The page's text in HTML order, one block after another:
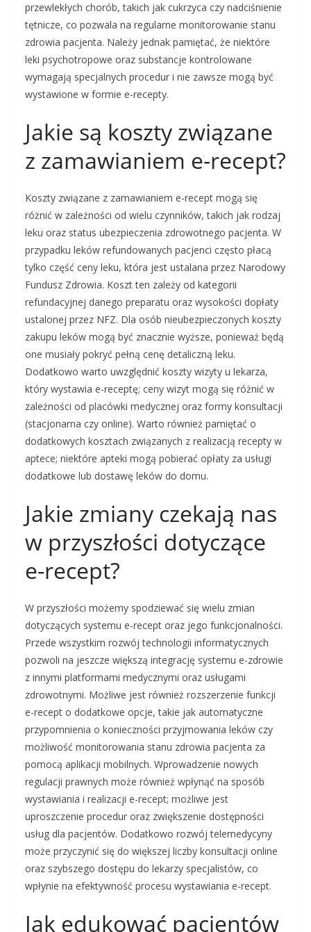
przewlekłych chorób, takich jak cukrzyca czy nadciśnienie
tętnicze, co pozwala na regularne monitorowanie stanu
zdrowia pacjenta. Należy jednak pamiętać, że niektóre
leki psychotropowe oraz substancje kontrolowane
wymagają specjalnych procedur i nie zawsze mogą być
wystawione w formie e-recepty.
Jakie są koszty związane
z zamawianiem e-recept?
Koszty związane z zamawianiem e-recept mogą się
różnić w zależności od wielu czynników, takich jak rodzaj
leku oraz status ubezpieczenia zdrowotnego pacjenta. W
przypadku leków refundowanych pacjenci często płacą
tylko część ceny leku, która jest ustalana przez Narodowy
Fundusz Zdrowia. Koszt ten zależy od kategorii
refundacyjnej danego preparatu oraz wysokości dopłaty
ustalonej przez NFZ. Dla osób nieubezpieczonych koszty
zakupu leków mogą być znacznie wyższe, ponieważ będą
one musiały pokryć pełną cenę detaliczną leku.
Dodatkowo warto uwzględnić koszty wizyty u lekarza,
który wystawia e-receptę; ceny wizyt mogą się różnić w
zależności od placówki medycznej oraz formy konsultacji
(stacjonarna czy online). Warto również pamiętać o
dodatkowych kosztach związanych z realizacją recepty w
aptece; niektóre apteki mogą pobierać opłaty za usługi
dodatkowe lub dostawę leków do domu.
Jakie zmiany czekają nas
w przyszłości dotyczące
e-recept?
W przyszłości możemy spodziewać się wielu zmian
dotyczących systemu e-recept oraz jego funkcjonalności.
Przede wszystkim rozwój technologii informatycznych
pozwoli na jeszcze większą integrację systemu e-zdrowie
z innymi platformami medycznymi oraz usługami
zdrowotnymi. Możliwe jest również rozszerzenie funkcji
e-recept o dodatkowe opcje, takie jak automatyczne
przypomnienia o konieczności przyjmowania leków czy
możliwość monitorowania stanu zdrowia pacjenta za
pomocą aplikacji mobilnych. Wprowadzenie nowych
regulacji prawnych może również wpłynąć na sposób
wystawiania i realizacji e-recept; możliwe jest
uproszczenie procedur oraz zwiększenie dostępności
usług dla pacjentów. Dodatkowo rozwój telemedycyny
może przyczynić się do większej liczby konsultacji online
oraz szybszego dostępu do lekarzy specjalistów, co
wpłynie na efektywność procesu wystawiania e-recept.
Jak edukować pacjentów